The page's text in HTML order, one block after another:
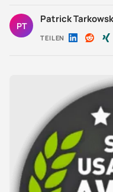
PT
Patrick
TEILEN Auf Auf Auf